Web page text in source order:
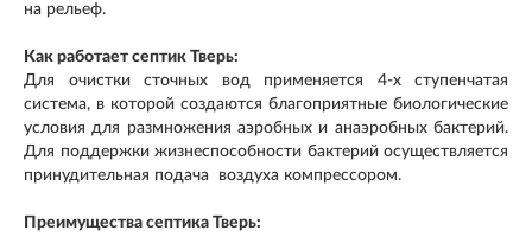
на рельеф.
Как работает септик Тверь:
Для очистки сточных вод применяется 4-х ступенчатая
система, в которой создаются благоприятные биологические
условия для размножения аэробных и анаэробных бактерий.
Для поддержки жизнеспособности бактерий осуществляется
принудительная подача воздуха компрессором.
Преимущества септика Тверь: